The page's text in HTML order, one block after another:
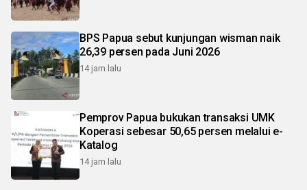
BPS Papua sebut kunjungan wisman naik
26,39 persen pada Juni 2026
14 jam lalu
Pemprov Papua bukukan transaksi UMK
Koperasi sebesar 50,65 persen melalui e-
Katalog
14 jam lalu